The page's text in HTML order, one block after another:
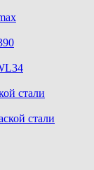
стали
стали